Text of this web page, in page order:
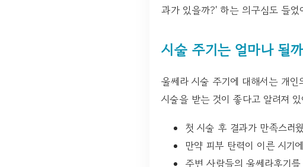
과가 있을까?' 하는 의구심도 들었
시술 주기는 얼마나 될
울쎄라 시술 주기에 대해서는 개
시술을 받는 것이 좋다고 알려져
첫 시술 후 결과가 만족스러
만약 피부 탄력이 이른 시기
주변 사람들의 울쎄라후기